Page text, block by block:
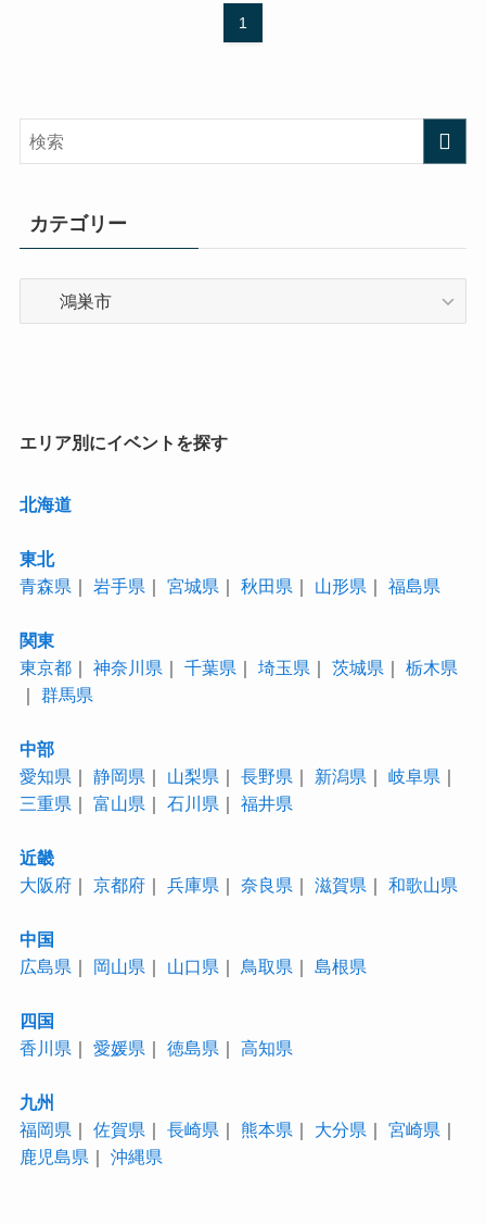
1
カテゴリー
エリア別にイベントを探す
北海道
東北
青森県 ｜ 岩手県 ｜ 宮城県 ｜ 秋田県 ｜ 山形県 ｜ 福島県
関東
東京都｜ 神奈川県 ｜ 千葉県 ｜ 埼玉県 ｜ 茨城県 ｜ 栃木県
｜ 群馬県
中部
愛知県 ｜ 静岡県 ｜ 山梨県 ｜ 長野県 ｜ 新潟県 ｜ 岐阜県 ｜
三重県 ｜ 富山県 ｜ 石川県 ｜ 福井県
近畿
大阪府｜ 京都府｜ 兵庫県 ｜ 奈良県 ｜ 滋賀県 ｜ 和歌山県
中国
広島県 ｜ 岡山県 ｜ 山口県 ｜ 鳥取県 ｜ 島根県
四国
香川県 ｜ 愛媛県 ｜ 徳島県 ｜ 高知県
九州
福岡県 ｜ 佐賀県 ｜ 長崎県 ｜ 熊本県 ｜ 大分県 ｜ 宮崎県 ｜
鹿児島県 ｜ 沖縄県